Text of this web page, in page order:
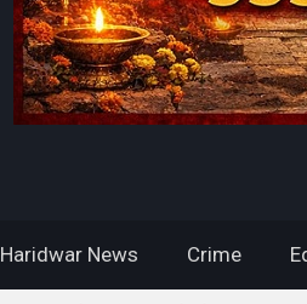
Haridwar News Crime